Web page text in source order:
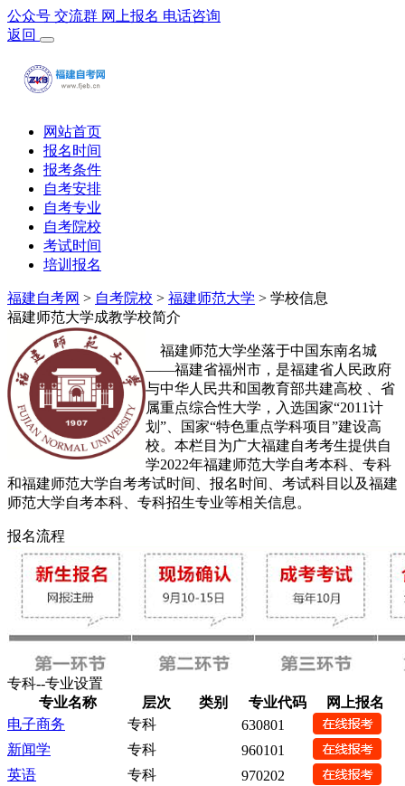
公众号 交流群 网上报名 电话咨询
返回
网站首页
报名时间
报考条件
自考安排
自考专业
自考院校
考试时间
培训报名
福建自考网 > 自考院校 > 福建师范大学 > 学校信息
福建师范大学成教学校简介
福建师范大学坐落于中国东南名城
——福建省福州市，是福建省人民政府
与中华人民共和国教育部共建高校 、省
属重点综合性大学，入选国家“2011计
划”、国家“特色重点学科项目”建设高
校。本栏目为广大福建自考考生提供自
学2022年福建师范大学自考本科、专科
和福建师范大学自考考试时间、报名时间、考试科目以及福建
师范大学自考本科、专科招生专业等相关信息。
报名流程
专科--专业设置
专业名称
层次 类别 专业代码
网上报名
电子商务
专科
630801
新闻学
专科
960101
英语
专科
970202